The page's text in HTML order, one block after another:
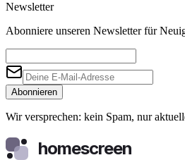
Newsletter
Abonniere unseren Newsletter für
Abonnieren
Wir versprechen: kein Spam, nur
homescreen